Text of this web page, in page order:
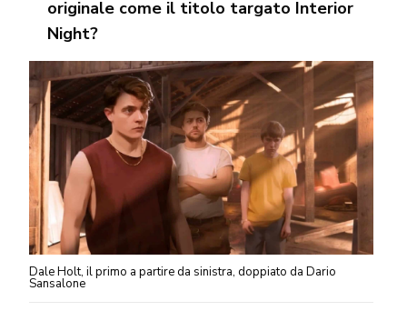
originale come il titolo targato Interior
Night?
Dale Holt, il primo a partire da sinistra, doppiato da Dario
Sansalone